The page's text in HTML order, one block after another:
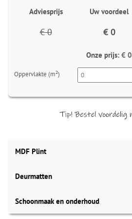
Adviesprijs Uw voordeel
€ 0 € 0
Onze prijs: € 0
Oppervlakte (m²)
MDF Plint
70x12 mm
MDF plinten 70x12 mm
Amsterdam 70x12mm
90x12 mm
Deurmatten
Schoonmaak en onderhoud